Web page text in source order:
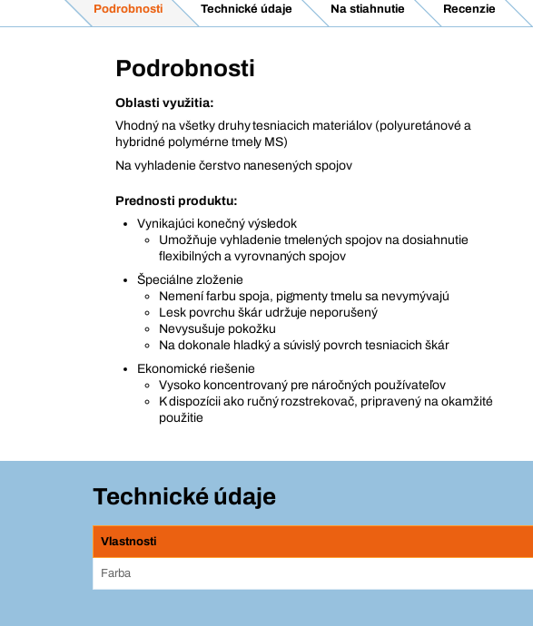
Podrobnosti Technické údaje Na stiahnutie Recenzie
Podrobnosti
Oblasti využitia:
Vhodný na všetky druhy tesniacich materiálov (polyuretánové a
hybridné polymérne tmely MS)
Na vyhladenie čerstvo nanesených spojov
Prednosti produktu:
Vynikajúci konečný výsledok
Umožňuje vyhladenie tmelených spojov na dosiahnutie
flexibilných a vyrovnaných spojov
Špeciálne zloženie
Nemení farbu spoja, pigmenty tmelu sa nevymývajú
Lesk povrchu škár udržuje neporušený
Nevysušuje pokožku
Na dokonale hladký a súvislý povrch tesniacich škár
Ekonomické riešenie
Vysoko koncentrovaný pre náročných používateľov
K dispozícii ako ručný rozstrekovač, pripravený na okamžité
použitie
Technické údaje
Vlastnosti
Farba